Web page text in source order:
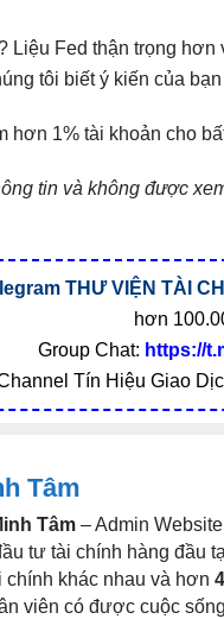
Liệu Fed thận trọng
tôi biết ý kiến của
1% tài khoản cho
tin và không được
THƯ VIỆN TÀI
hơn
Group Chat: https://
Tín Hiệu Giao
Tâm
Tâm – Admin
tư tài chính hàng đầu
khác nhau và hơn
viên có được cuộc